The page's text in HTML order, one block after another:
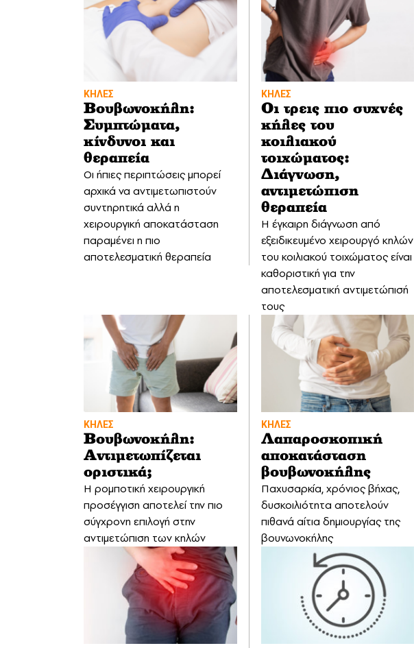
ΚΗΛΕΣ
Βουβωνοκήλη:
Συμπτώματα,
κίνδυνοι και
θεραπεία
Οι ήπιες περιπτώσεις μπορεί
αρχικά να αντιμετωπιστούν
συντηρητικά αλλά η
χειρουργική αποκατάσταση
παραμένει η πιο
αποτελεσματική θεραπεία
ΚΗΛΕΣ
Οι τρεις πιο συχνές
κήλες του
κοιλιακού
τοιχώματος:
Διάγνωση,
αντιμετώπιση
θεραπεία
Η έγκαιρη διάγνωση από
εξειδικευμένο χειρουργό κηλών
του κοιλιακού τοιχώματος είναι
καθοριστική για την
αποτελεσματική αντιμετώπισή
τους
ΚΗΛΕΣ
Βουβωνοκήλη:
Αντιμετωπίζεται
οριστικά;
Η ρομποτική χειρουργική
προσέγγιση αποτελεί την πιο
σύγχρονη επιλογή στην
αντιμετώπιση των κηλών
ΚΗΛΕΣ
Λαπαροσκοπική
αποκατάσταση
βουβωνοκήλης
Παχυσαρκία, χρόνιος βήχας,
δυσκοιλιότητα αποτελούν
πιθανά αίτια δημιουργίας της
βουνωνοκήλης